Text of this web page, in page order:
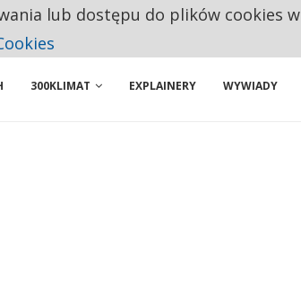
300KLIMAT EXPLAINERY WYWIADY
lub dostępu do plików cookies w